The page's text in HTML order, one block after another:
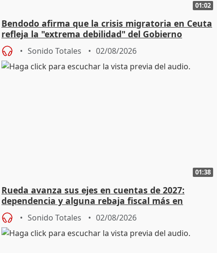
01:02
Bendodo afirma que la crisis migratoria en Ceuta
refleja la "extrema debilidad" del Gobierno
Sonido Totales 02/08/2026
01:38
Rueda avanza sus ejes en cuentas de 2027:
dependencia y alguna rebaja fiscal más en
vivienda
Sonido Totales 02/08/2026